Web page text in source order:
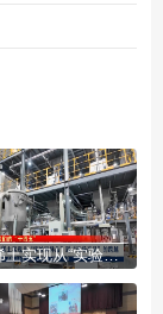
让稀土实现从“实验室样品”到“市场产品”的跨越